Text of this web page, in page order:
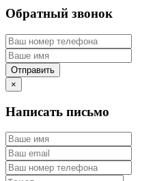
Обратный звонок
×
Написать письмо